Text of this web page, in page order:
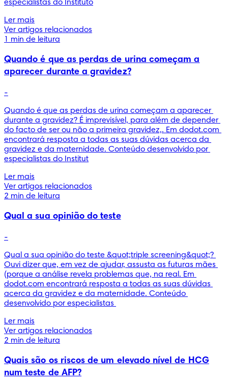
especialistas do Instituto
Ler mais
Ver artigos relacionados
1 min de leitura
Quando é que as perdas de urina começam a
aparecer durante a gravidez?
-
Quando é que as perdas de urina começam a aparecer
durante a gravidez? É imprevisível, para além de depender
do facto de ser ou não a primeira gravidez,. Em dodot.com
encontrará resposta a todas as suas dúvidas acerca da
gravidez e da maternidade. Conteúdo desenvolvido por
especialistas do Institut
Ler mais
Ver artigos relacionados
2 min de leitura
Qual a sua opinião do teste
-
Qual a sua opinião do teste &quot;triple screening&quot;?
Ouvi dizer que, em vez de ajudar, assusta as futuras mães
(porque a análise revela problemas que, na real. Em
dodot.com encontrará resposta a todas as suas dúvidas
acerca da gravidez e da maternidade. Conteúdo
desenvolvido por especialistas
Ler mais
Ver artigos relacionados
2 min de leitura
Quais são os riscos de um elevado nível de HCG
num teste de AFP?